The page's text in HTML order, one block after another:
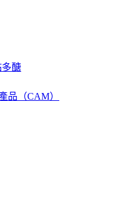
醣
品（CAM）